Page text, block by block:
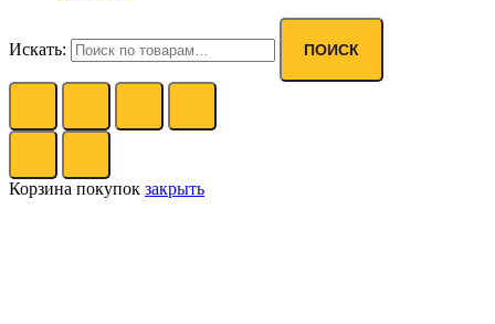
Искать: ПОИСК
Корзина покупок закрыть